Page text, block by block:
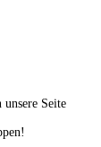
Seite